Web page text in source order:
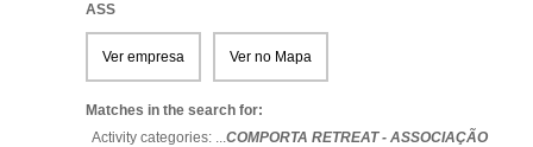
ASS
Ver empresa Ver no Mapa
Matches in the search for:
Activity categories: ...COMPORTA RETREAT - ASSOCIAÇÃO